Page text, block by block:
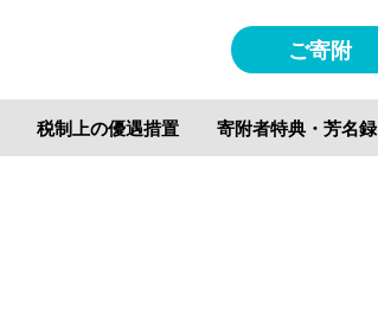
ご寄附
税制上の優遇措置 寄附者特典・芳名録